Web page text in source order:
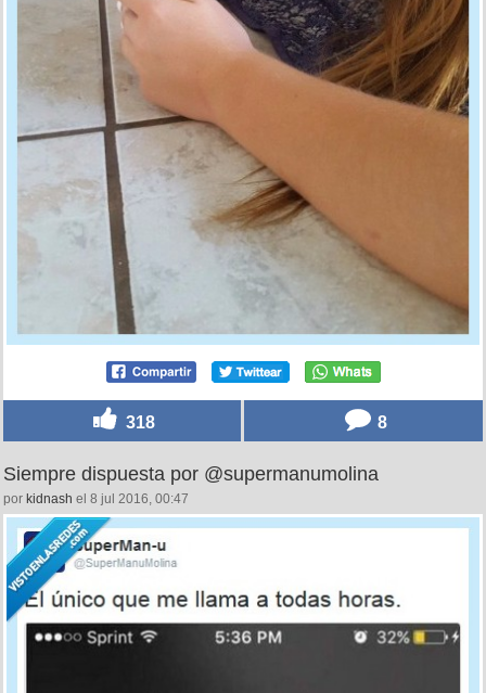
318 8
Siempre dispuesta por @supermanumolina
por kidnash el 8 jul 2016, 00:47